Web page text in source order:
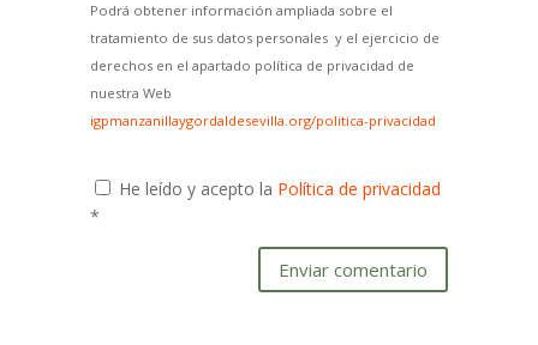
Podrá obtener información ampliada sobre el
tratamiento de sus datos personales y el ejercicio de
derechos en el apartado política de privacidad de
nuestra Web
igpmanzanillaygordaldesevilla.org/politica-privacidad
He leído y acepto la Política de privacidad
*
Enviar comentario